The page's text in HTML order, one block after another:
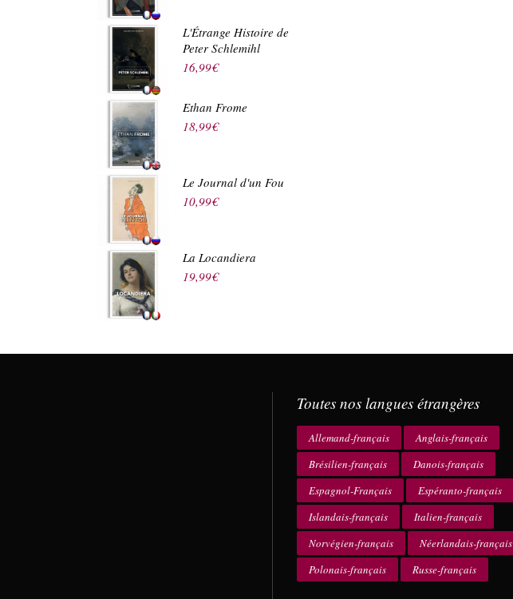
L'Étrange Histoire de
Peter Schlemihl
16,99€
Ethan Frome
18,99€
Le Journal d'un Fou
10,99€
La Locandiera
19,99€
Toutes nos langues étrangères
Allemand-français
Anglais-français
Brésilien-français
Danois-français
Espagnol-Français
Espéranto-français
Islandais-français
Italien-français
Norvégien-français
Néerlandais-français
Polonais-français
Russe-français